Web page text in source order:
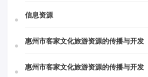
信息资源
惠州市客家文化旅游资源的传播与开发
惠州市客家文化旅游资源的传播与开发